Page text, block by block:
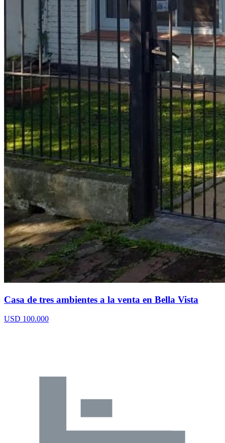
Casa de tres ambientes a la venta en Bella Vista
USD 100.000